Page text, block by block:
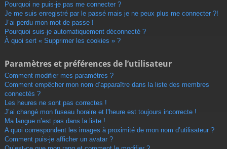
Pourquoi ne puis-je pas me connecter ?
Je me suis enregistré par le passé mais je ne peux plus me connecter ?!
J’ai perdu mon mot de passe !
Pourquoi suis-je automatiquement déconnecté ?
À quoi sert « Supprimer les cookies » ?
Paramètres et préférences de l’utilisateur
Comment modifier mes paramètres ?
Comment empêcher mon nom d’apparaître dans la liste des membres
connectés ?
Les heures ne sont pas correctes !
J’ai changé mon fuseau horaire et l’heure est toujours incorrecte !
Ma langue n’est pas dans la liste !
A quoi correspondent les images à proximité de mon nom d’utilisateur ?
Comment puis-je afficher un avatar ?